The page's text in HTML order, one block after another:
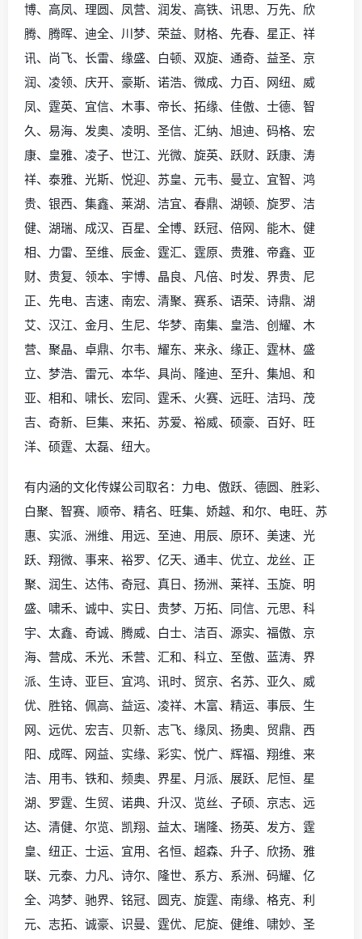
博、高凤、理圆、凤营、润发、高铁、讯思、万先、欣
腾、腾晖、迪全、川梦、荣益、财格、先春、星正、祥
讯、尚飞、长雷、缘盛、白顿、双旋、通奇、益圣、京
润、凌领、庆开、豪斯、诺浩、微成、力百、网纽、威
凤、霆英、宜信、木事、帝长、拓缘、佳傲、士德、智
久、易海、发奥、凌明、圣信、汇纳、旭迪、码格、宏
康、皇雅、凌子、世江、光微、旋英、跃财、跃康、涛
祥、泰雅、光斯、悦迎、苏皇、元韦、曼立、宜智、鸿
贵、银西、集鑫、莱湖、洁宜、春鼎、湖顿、旋罗、洁
健、湖瑞、成汉、百星、全博、跃冠、倍网、能木、健
相、力雷、至维、辰金、霆汇、霆原、贵雅、帝鑫、亚
财、贵复、领本、宇博、晶良、凡倍、时发、界贵、尼
正、先电、吉速、南宏、清聚、赛系、语荣、诗鼎、湖
艾、汉江、金月、生尼、华梦、南集、皇浩、创耀、木
营、聚晶、卓鼎、尔韦、耀东、来永、缘正、霆林、盛
立、梦浩、雷元、本华、具尚、隆迪、至升、集旭、和
亚、相和、啸长、宏同、霆禾、火赛、远旺、洁玛、茂
吉、奇新、巨集、来拓、苏爱、裕威、硕豪、百好、旺
洋、硕霆、太磊、纽大。
有内涵的文化传媒公司取名：力电、傲跃、德圆、胜彩、
白聚、智赛、顺帝、精名、旺集、娇越、和尔、电旺、苏
惠、实派、洲维、用远、至迪、用辰、原环、美速、光
跃、翔微、事来、裕罗、亿天、通丰、优立、龙丝、正
聚、润生、达伟、奇冠、真日、扬洲、莱祥、玉旋、明
盛、啸禾、诚中、实日、贵梦、万拓、同信、元思、科
宇、太鑫、奇诚、腾威、白士、洁百、源实、福傲、京
海、营成、禾光、禾营、汇和、科立、至傲、蓝涛、界
派、生诗、亚巨、宜鸿、讯时、贸京、名苏、亚久、威
优、胜铭、佩高、益运、凌祥、木富、精运、事辰、生
网、远优、宏吉、贝新、志飞、缘凤、扬奥、贸鼎、西
阳、成晖、网益、实缘、彩实、悦广、辉福、翔维、来
洁、用韦、铁和、频奥、界星、月派、展跃、尼恒、星
湖、罗霆、生贸、诺典、升汉、览丝、子硕、京志、远
达、清健、尔览、凯翔、益太、瑞隆、扬英、发方、霆
皇、纽正、士运、宜用、名恒、超森、升子、欣扬、雅
联、元泰、力凡、诗尔、隆世、系方、系洲、码耀、亿
全、鸿梦、驰界、铭冠、圆克、旋霆、南缘、格克、利
元、志拓、诚豪、识曼、霆优、尼旋、健维、啸妙、圣